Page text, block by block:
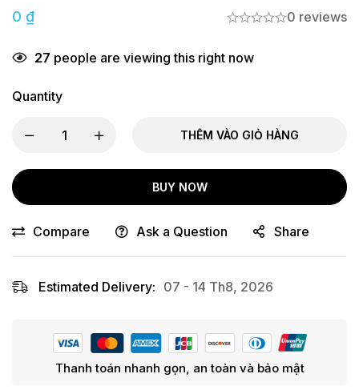
0 ₫ 0 reviews
27 people are viewing this right now
Quantity
THÊM VÀO GIỎ HÀNG
BUY NOW
Compare Ask a Question Share
Estimated Delivery: 07 - 14 Th8, 2026
Thanh toán nhanh gọn, an toàn và bảo mật